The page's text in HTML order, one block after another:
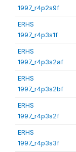
1997_r4p2s9f
ERHS
1997_r4p3s1f
ERHS
1997_r4p3s2af
ERHS
1997_r4p3s2bf
ERHS
1997_r4p3s2f
ERHS
1997_r4p3s3f